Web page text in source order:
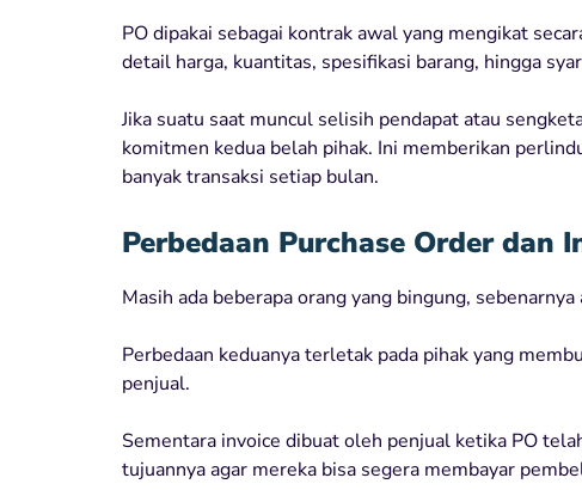
PO dipakai sebagai kontrak awal yang mengikat
detail harga, kuantitas, spesifikasi barang, hingga
Jika suatu saat muncul selisih pendapat atau
komitmen kedua belah pihak. Ini memberikan
banyak transaksi setiap bulan.
Perbedaan Purchase Order dan
Masih ada beberapa orang yang bingung,
Perbedaan keduanya terletak pada pihak yang
penjual.
Sementara invoice dibuat oleh penjual ketika PO
tujuannya agar mereka bisa segera membayar